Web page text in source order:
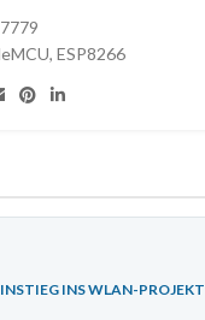
7779
, ESP8266
INS WLAN-PROJEKT